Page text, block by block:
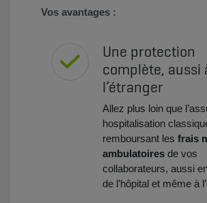
Vos avantages :
Une protection
complète, aussi
l’étranger
Allez plus loin que
hospitalisation
remboursant les frais
ambulatoires de vos
collaborateurs, aussi
de l’hôpital et même à